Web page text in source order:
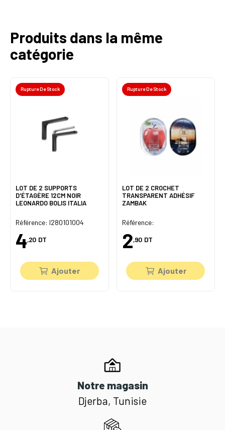
Produits dans la même
catégorie
Rupture De Stock
LOT DE 2 SUPPORTS
D'ÉTAGÈRE 12CM NOIR
LEONARDO BOLIS ITALIA
Référence: I280101004
4,20 DT
Ajouter
Rupture De Stock
LOT DE 2 CROCHET
TRANSPARENT ADHÉSIF
ZAMBAK
Référence:
2,90 DT
Ajouter
Notre magasin
Djerba, Tunisie